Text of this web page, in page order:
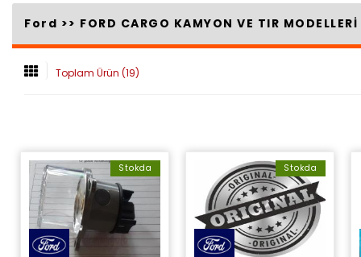
Ford >> FORD CARGO KAMYON VE TIR MODELLERİ
Toplam Ürün (19)
Stokda Stokda